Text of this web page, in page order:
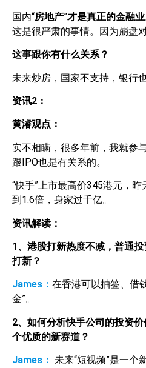
国内“房地产”才是真正的金融业
这是很严肃的事情。因为崩盘
这事跟你有什么关系？
未来炒房，国家不支持，银行
资讯2 ：
黄濬观点：
实不相瞒，很多年前，我就参
跟IPO也是有关系的。
“快手”上市最高价345港元，
到1.6倍，身家过千亿。
资讯解读：
1、港股打新热度不减，普通
打新？
James： 在香港可以抽签、借
金”。
2、如何分析快手公司的投资
个优质的新赛道？
James： 未来“短视频”是一个